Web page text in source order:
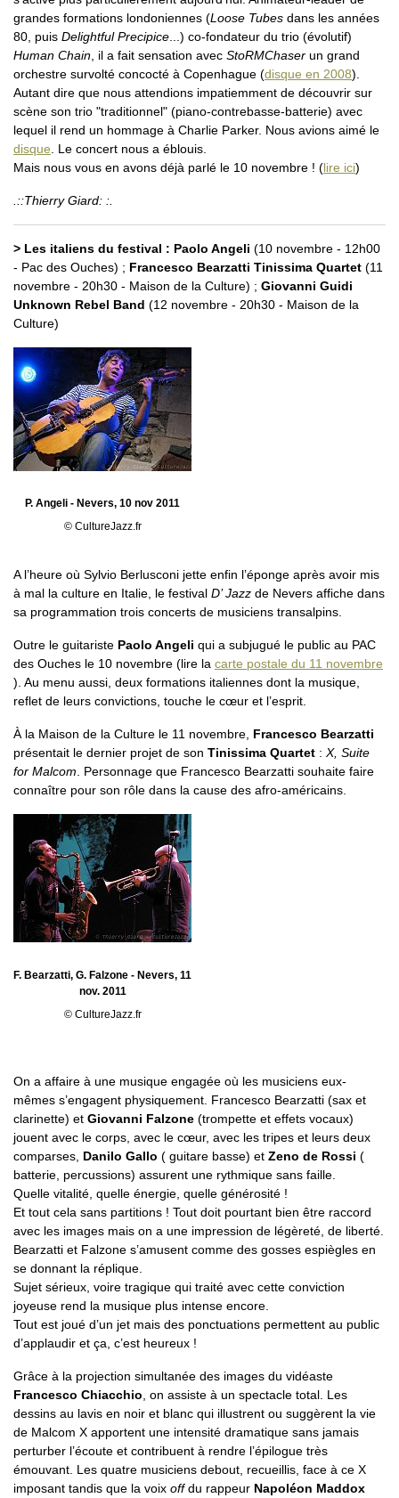
grandes formations londoniennes (Loose Tubes dans les années
80, puis Delightful Precipice ...) co-fondateur du trio (évolutif)
Human Chain , il a fait sensation avec StoRMChaser un grand
orchestre survolté concocté à Copenhague (disque en 2008).
Autant dire que nous attendions impatiemment de découvrir sur
scène son trio "traditionnel" (piano-contrebasse-batterie) avec
lequel il rend un hommage à Charlie Parker. Nous avions aimé le
disque . Le concert nous a éblouis.
Mais nous vous en avons déjà parlé le 10 novembre ! (lire ici)
.::Thierry Giard: :.
> Les italiens du festival : Paolo Angeli (10 novembre - 12h00
- Pac des Ouches) ; Francesco Bearzatti Tinissima Quartet (11
novembre - 20h30 - Maison de la Culture) ; Giovanni Guidi
Unknown Rebel Band (12 novembre - 20h30 - Maison de la
Culture)
P. Angeli - Nevers, 10 nov 2011
© CultureJazz.fr
A l’heure où Sylvio Berlusconi jette enfin l’éponge après avoir mis
à mal la culture en Italie, le festival D’ Jazz de Nevers affiche dans
sa programmation trois concerts de musiciens transalpins.
Outre le guitariste Paolo Angeli qui a subjugué le public au PAC
des Ouches le 10 novembre (lire la carte postale du 11 novembre
). Au menu aussi, deux formations italiennes dont la musique,
reflet de leurs convictions, touche le cœur et l’esprit.
À la Maison de la Culture le 11 novembre, Francesco Bearzatti
présentait le dernier projet de son Tinissima Quartet : X, Suite
for Malcom . Personnage que Francesco Bearzatti souhaite faire
connaître pour son rôle dans la cause des afro-américains.
F. Bearzatti, G. Falzone - Nevers, 11
nov. 2011
© CultureJazz.fr
On a affaire à une musique engagée où les musiciens eux-
mêmes s’engagent physiquement. Francesco Bearzatti (sax et
clarinette) et Giovanni Falzone (trompette et effets vocaux)
jouent avec le corps, avec le cœur, avec les tripes et leurs deux
comparses, Danilo Gallo ( guitare basse) et Zeno de Rossi (
batterie, percussions) assurent une rythmique sans faille.
Quelle vitalité, quelle énergie, quelle générosité !
Et tout cela sans partitions ! Tout doit pourtant bien être raccord
avec les images mais on a une impression de légèreté, de liberté.
Bearzatti et Falzone s’amusent comme des gosses espiègles en
se donnant la réplique.
Sujet sérieux, voire tragique qui traité avec cette conviction
joyeuse rend la musique plus intense encore.
Tout est joué d’un jet mais des ponctuations permettent au public
d’applaudir et ça, c’est heureux !
Grâce à la projection simultanée des images du vidéaste
Francesco Chiacchio , on assiste à un spectacle total. Les
dessins au lavis en noir et blanc qui illustrent ou suggèrent la vie
de Malcom X apportent une intensité dramatique sans jamais
perturber l’écoute et contribuent à rendre l’épilogue très
émouvant. Les quatre musiciens debout, recueillis, face à ce X
imposant tandis que la voix offdu rappeur Napoléon Maddox